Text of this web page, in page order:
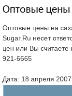
Оптовые цены
Оптовые цены на
Sugar.Ru несет
цен или Вы
921-6665
Дата: 18 апреля 2007